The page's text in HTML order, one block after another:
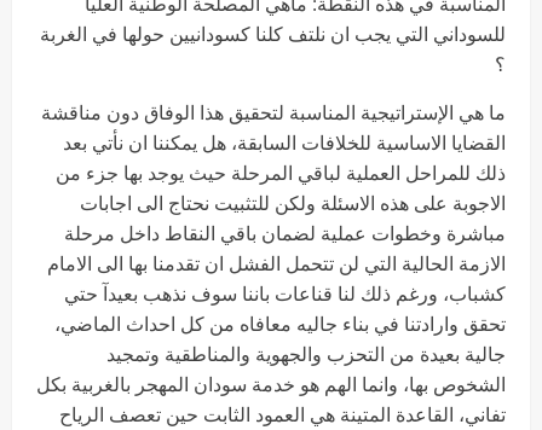
للسوداني التي يجب ان نلتف كلنا كسودانيين حولها في الغربة
؟
ما هي الإستراتيجية المناسبة لتحقيق هذا الوفاق دون مناقشة
القضايا الاساسية للخلافات السابقة، هل يمكننا ان نأتي بعد
ذلك للمراحل العملية لباقي المرحلة حيث يوجد بها جزء من
الاجوبة على هذه الاسئلة ولكن للتثبيت نحتاج الى اجابات
مباشرة وخطوات عملية لضمان باقي النقاط داخل مرحلة
الازمة الحالية التي لن تتحمل الفشل ان تقدمنا بها الى الامام
كشباب، ورغم ذلك لنا قناعات باننا سوف نذهب بعيدآ حتي
تحقق وارادتنا في بناء جاليه معافاه من كل احداث الماضي،
جالية بعيدة من التحزب والجهوية والمناطقية وتمجيد
الشخوص بها، وانما الهم هو خدمة سودان المهجر بالغربية بكل
تفاني، القاعدة المتينة هي العمود الثابت حين تعصف الرياح